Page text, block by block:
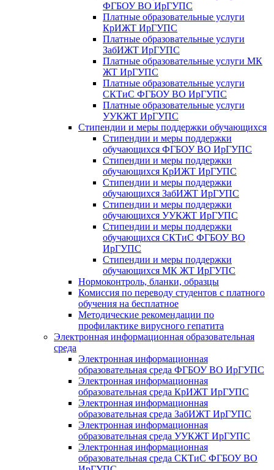
ФГБОУ ВО ИрГУПС
Платные образовательные услуги
КрИЖТ ИрГУПС
Платные образовательные услуги
ЗабИЖТ ИрГУПС
Платные образовательные услуги МК
ЖТ ИрГУПС
Платные образовательные услуги
СКТиС ФГБОУ ВО ИрГУПС
Платные образовательные услуги
УУКЖТ ИрГУПС
Стипендии и меры поддержки обучающихся
Стипендии и меры поддержки
обучающихся ФГБОУ ВО ИрГУПС
Стипендии и меры поддержки
обучающихся КрИЖТ ИрГУПС
Стипендии и меры поддержки
обучающихся ЗабИЖТ ИрГУПС
Стипендии и меры поддержки
обучающихся УУКЖТ ИрГУПС
Стипендии и меры поддержки
обучающихся СКТиС ФГБОУ ВО
ИрГУПС
Стипендии и меры поддержки
обучающихся МК ЖТ ИрГУПС
Нормоконтроль, бланки, образцы
Комиссия по переводу студентов с платного
обучения на бесплатное
Методические рекомендации по
профилактике вирусного гепатита
Электронная информационная образовательная
среда
Электронная информационная
образовательная среда ФГБОУ ВО ИрГУПС
Электронная информационная
образовательная среда КрИЖТ ИрГУПС
Электронная информационная
образовательная среда ЗабИЖТ ИрГУПС
Электронная информационная
образовательная среда УУКЖТ ИрГУПС
Электронная информационная
образовательная среда СКТиС ФГБОУ ВО